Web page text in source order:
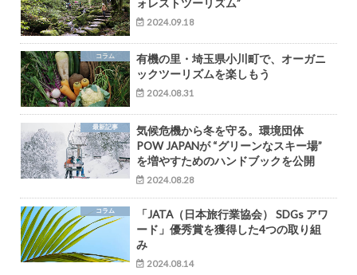
ォレストツーリズム”
2024.09.18
コラム
有機の里・埼玉県小川町で、オーガニ
ックツーリズムを楽しもう
2024.08.31
最新記事
気候危機から冬を守る。環境団体
POW JAPANが “グリーンなスキー場”
を増やすためのハンドブックを公開
2024.08.28
コラム
「JATA（日本旅行業協会） SDGs アワ
ード」優秀賞を獲得した4つの取り組
み
2024.08.14